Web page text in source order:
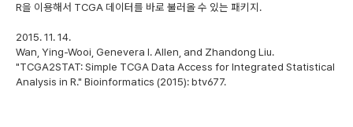
R을 이용해서 TCGA 데이터를 바로 불러올 수 있는 패키지.
2015. 11. 14.
Wan, Ying-Wooi, Genevera I. Allen, and Zhandong Liu.
"TCGA2STAT: Simple TCGA Data Access for Integrated Statistical
Analysis in R." Bioinformatics (2015): btv677.